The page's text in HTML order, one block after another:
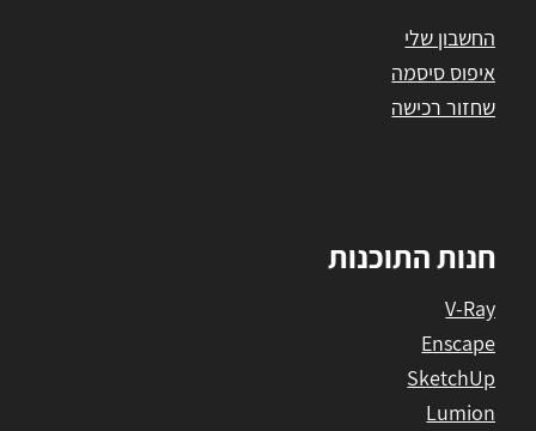
החשבון שלי
איפוס סיסמה
שחזור רכישה
חנות התוכנות
V-Ray
Enscape
SketchUp
Lumion